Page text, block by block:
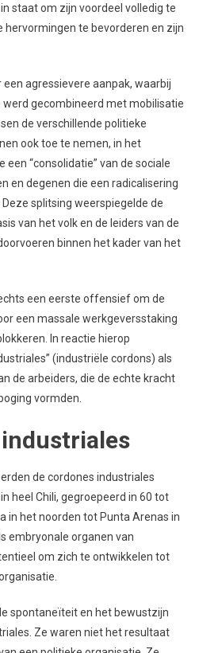
staat om zijn voordeel volledig te
te bevorderen en zijn
agressievere aanpak, waarbij
gecombineerd met mobilisatie
de verschillende politieke
ook toe te nemen, in het
een “consolidatie” van de sociale
en degenen die een radicalisering
splitsing weerspiegelde de
van het volk en de leiders van de
binnen het kader van het
een eerste offensief om de
een massale werkgeversstaking
In reactie hierop
(industriële cordons) als
de arbeiders, die de echte kracht
vormden.
industriales
de cordones industriales
heel Chili, gegroepeerd in 60 tot
in het noorden tot Punta Arenas in
embryonale organen van
om zich te ontwikkelen tot
spontaneïteit en het bewustzijn
Ze waren niet het resultaat